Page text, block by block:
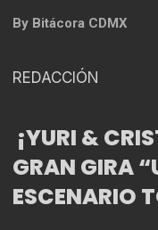
By Bitácora CDMX
REDACCIÓN
¡YURI &
GRAN GIRA
ESCENARIO